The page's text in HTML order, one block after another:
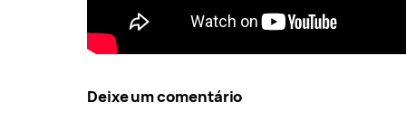
Deixe um comentário